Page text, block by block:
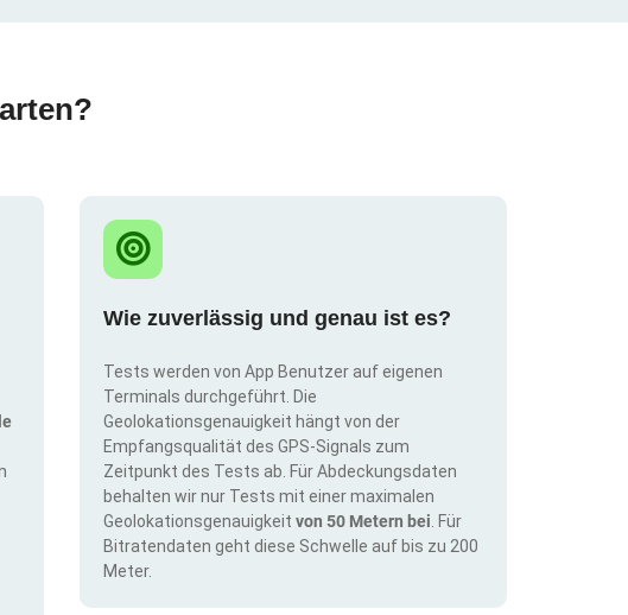
Wie zuverlässig und genau ist es?
Tests werden von App Benutzer auf eigenen
Terminals durchgeführt. Die
Geolokationsgenauigkeit hängt von der
Empfangsqualität des GPS-Signals zum
Zeitpunkt des Tests ab. Für Abdeckungsdaten
behalten wir nur Tests mit einer maximalen
Geolokationsgenauigkeit von 50 Metern bei . Für
Bitratendaten geht diese Schwelle auf bis zu 200
Meter.